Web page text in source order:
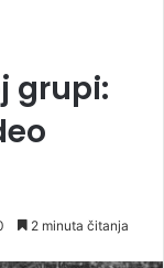
grupi:
2 minuta čitanja